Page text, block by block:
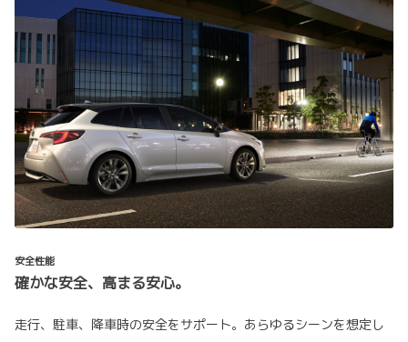
安全性能
確かな安全、高まる安心。
走行、駐車、降車時の安全をサポート。あらゆるシーンを想定し